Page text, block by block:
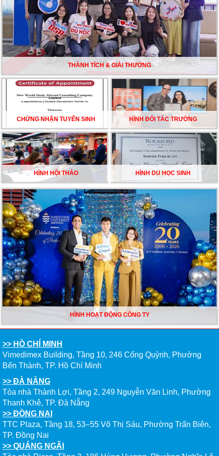
CHẮC TỪ NEW WORLD EDUCATION
DU HỌC ÚC DẦN TRỞ THÀNH LỰA CHỌN HÀNG
ĐẦU CỦA DU HỌC SINH NĂM 2026 – VÀ TẤT CẢ
ĐỀU CÓ LÝ DO!!
CHẠM GIẤC MƠ DU HỌC MỸ – BẮT ĐẦU TỪ NGÀY
HỘI GHI DANH & SĂN HỌC BỔNG KỲ SPRING 2026
THÀNH TÍCH & GIẢI THƯỞNG
CHỨNG NHẬN TUYỂN SINH HÌNH ĐỐI TÁC TRƯỜNG
HÌNH HỘI THẢO HÌNH DU HỌC SINH
HÌNH HOẠT ĐỘNG CÔNG TY
>> HỒ CHÍ MINH
Vimedimex Building, Tầng 10, 246 Cống Quỳnh, Phường
Bến Thành, TP. Hồ Chí Minh
>> ĐÀ NẴNG
Tòa nhà Thành Lợi, Tầng 2, 249 Nguyễn Văn Linh, Phường
Thanh Khê, TP. Đà Nẵng
>> ĐỒNG NAI
TTC Plaza, Tầng 18, 53–55 Võ Thị Sáu, Phường Trấn Biên,
TP. Đồng Nai
>> QUẢNG NGÃI